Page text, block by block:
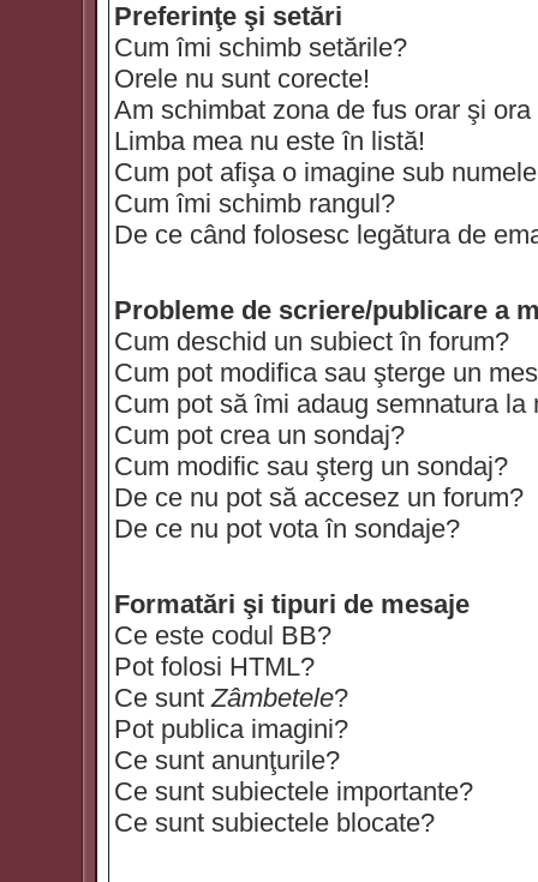
Preferinţe şi setări
Cum îmi schimb setările?
Orele nu sunt corecte!
Am schimbat zona de fus orar şi
Limba mea nu este în listă!
Cum pot afişa o imagine sub
Cum îmi schimb rangul?
De ce când folosesc legătura de
Probleme de scriere/publicare a
Cum deschid un subiect în forum?
Cum pot modifica sau şterge un
Cum pot să îmi adaug semnatura la
Cum pot crea un sondaj?
Cum modific sau şterg un sondaj?
De ce nu pot să accesez un forum?
De ce nu pot vota în sondaje?
Formatări şi tipuri de mesaje
Ce este codul BB?
Pot folosi HTML?
Ce suntZâmbetele?
Pot publica imagini?
Ce sunt anunţurile?
Ce sunt subiectele importante?
Ce sunt subiectele blocate?